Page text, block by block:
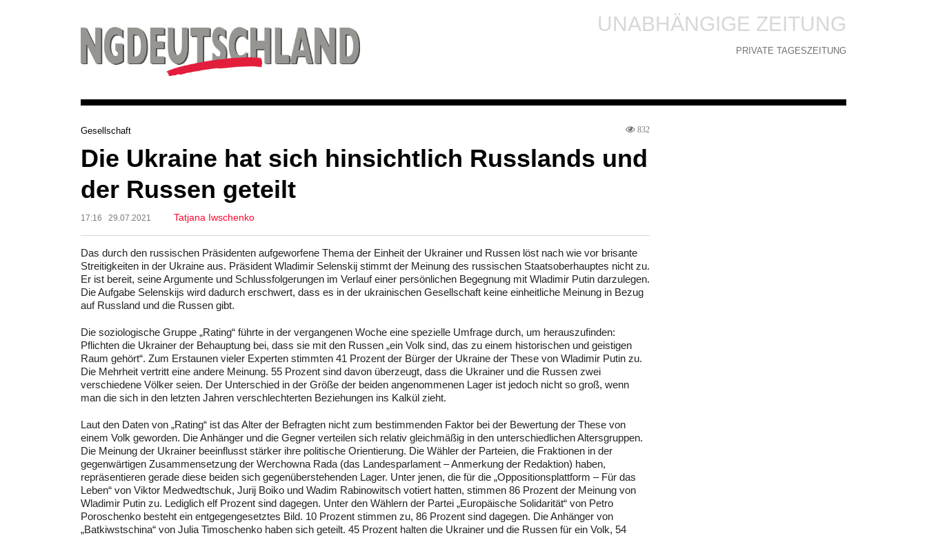
UNABHÄNGIGE ZEITUNG
PRIVATE TAGESZEITUNG
Gesellschaft 832
Die Ukraine hat sich hinsichtlich Russlands und
der Russen geteilt
17:16 29.07.2021 Tatjana Iwschenko
Das durch den russischen Präsidenten aufgeworfene Thema der Einheit der Ukrainer und Russen löst nach wie vor brisante
Streitigkeiten in der Ukraine aus. Präsident Wladimir Selenskij stimmt der Meinung des russischen Staatsoberhauptes nicht zu.
Er ist bereit, seine Argumente und Schlussfolgerungen im Verlauf einer persönlichen Begegnung mit Wladimir Putin darzulegen.
Die Aufgabe Selenskijs wird dadurch erschwert, dass es in der ukrainischen Gesellschaft keine einheitliche Meinung in Bezug
auf Russland und die Russen gibt.
Die soziologische Gruppe „Rating“ führte in der vergangenen Woche eine spezielle Umfrage durch, um herauszufinden:
Pflichten die Ukrainer der Behauptung bei, dass sie mit den Russen „ein Volk sind, das zu einem historischen und geistigen
Raum gehört“. Zum Erstaunen vieler Experten stimmten 41 Prozent der Bürger der Ukraine der These von Wladimir Putin zu.
Die Mehrheit vertritt eine andere Meinung. 55 Prozent sind davon überzeugt, dass die Ukrainer und die Russen zwei
verschiedene Völker seien. Der Unterschied in der Größe der beiden angenommenen Lager ist jedoch nicht so groß, wenn
man die sich in den letzten Jahren verschlechterten Beziehungen ins Kalkül zieht.
Laut den Daten von „Rating“ ist das Alter der Befragten nicht zum bestimmenden Faktor bei der Bewertung der These von
einem Volk geworden. Die Anhänger und die Gegner verteilen sich relativ gleichmäßig in den unterschiedlichen Altersgruppen.
Die Meinung der Ukrainer beeinflusst stärker ihre politische Orientierung. Die Wähler der Parteien, die Fraktionen in der
gegenwärtigen Zusammensetzung der Werchowna Rada (das Landesparlament – Anmerkung der Redaktion) haben,
repräsentieren gerade diese beiden sich gegenüberstehenden Lager. Unter jenen, die für die „Oppositionsplattform – Für das
Leben“ von Viktor Medwedtschuk, Jurij Boiko und Wadim Rabinowitsch votiert hatten, stimmen 86 Prozent der Meinung von
Wladimir Putin zu. Lediglich elf Prozent sind dagegen. Unter den Wählern der Partei „Europäische Solidarität“ von Petro
Poroschenko besteht ein entgegengesetztes Bild. 10 Prozent stimmen zu, 86 Prozent sind dagegen. Die Anhänger von
„Batkiwstschina“ von Julia Timoschenko haben sich geteilt. 45 Prozent halten die Ukrainer und die Russen für ein Volk, 54